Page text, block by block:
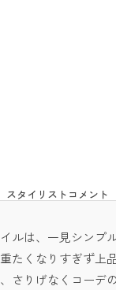
スタイリストコメント
ルは、一見シンプ
たくなりすぎず上
さりげなくコーデ